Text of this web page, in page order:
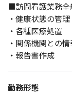
■訪問看護業務全
・健康状態の管理
・各種医療処置
・関係機関との
・報告書作成
勤務形態